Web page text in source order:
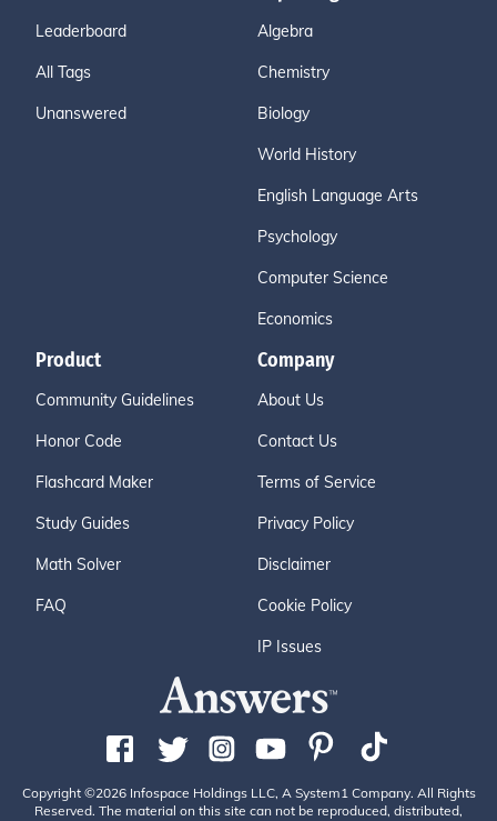
Leaderboard
All Tags
Unanswered
Algebra
Chemistry
Biology
World History
English Language Arts
Psychology
Computer Science
Economics
Product
Community Guidelines
Honor Code
Flashcard Maker
Study Guides
Math Solver
FAQ
Company
About Us
Contact Us
Terms of Service
Privacy Policy
Disclaimer
Cookie Policy
IP Issues
Copyright ©2026 Infospace Holdings LLC, A System1 Company. All Rights
Reserved. The material on this site can not be reproduced, distributed,